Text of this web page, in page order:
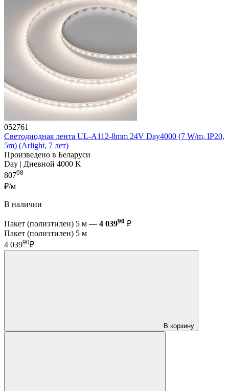
052761
Светодиодная лента UL-A112-8mm 24V Day4000 (7 W/m, IP20,
5m) (Arlight, 7 лет)
Произведено в Беларуси
Day | Дневной 4000 K
80798
₽/м
В наличии
Пакет (полиэтилен) 5 м — 4 03990 ₽
Пакет (полиэтилен) 5 м
4 03990₽
В корзину